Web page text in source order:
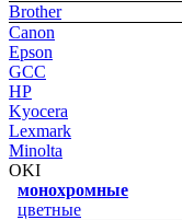
Brother
Canon
Epson
GCC
HP
Kyocera
Lexmark
Minolta
OKI
монохромные
цветные